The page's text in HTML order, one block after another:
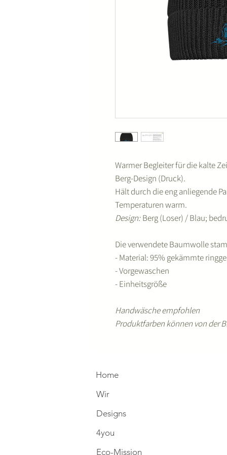
Warmer Begleiter für die kalte
Berg-Design (Druck).
Hält durch die eng anliegende
Temperaturen warm.
Design: Berg (Loser) / Blau;
Die verwendete Baumwolle
- Material: 95% gekämmte
- Vorgewaschen
- Einheitsgröße
Handwäsche empfohlen
Produktfarben können von der
Home
Wir
Designs
4you
Eco-Mission